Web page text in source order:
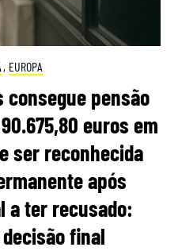
, EUROPA
consegue pensão
euros em
ser reconhecida
após
a ter recusado:
final